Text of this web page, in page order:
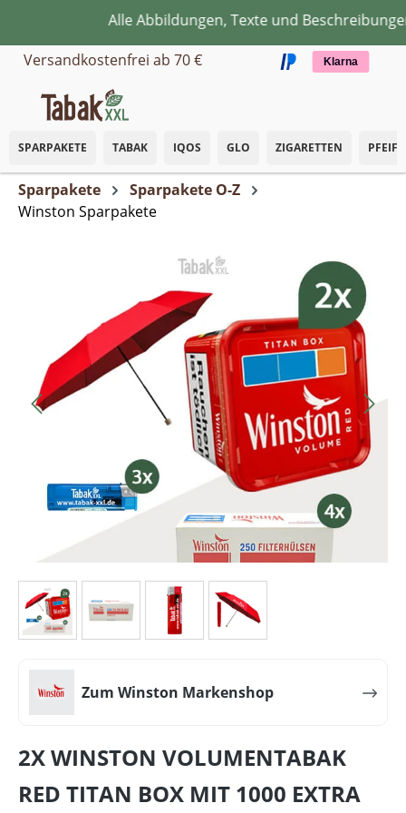
Zum Hauptinhalt springenAlle Abbildungen, Texte und
Versandkostenfrei ab 70 €
Klarna
SPARPAKETE TABAK IQOS GLO ZIGARETTEN
Sparpakete
Sparpakete O-Z
Winston Sparpakete
Zum Winston Markenshop
2X WINSTON VOLUMENTABAK
RED TITAN BOX MIT 1000 EXTRA